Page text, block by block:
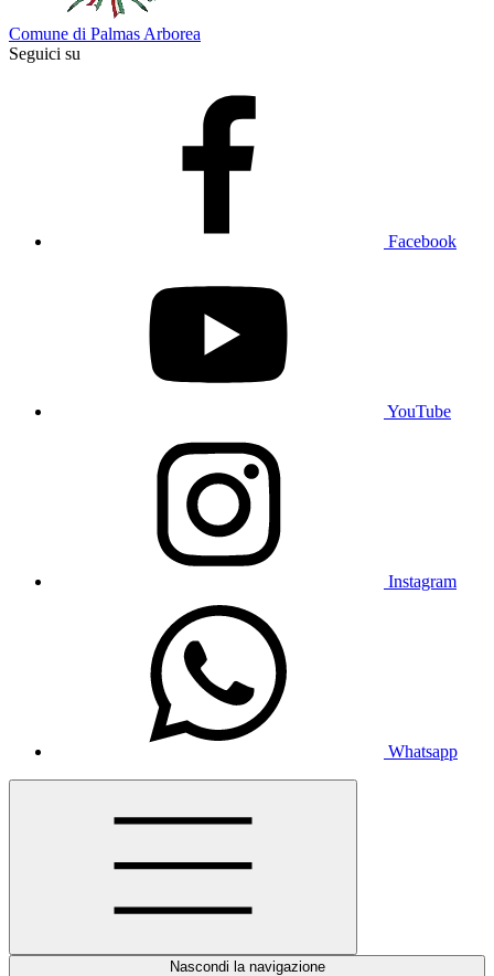
Comune di Palmas Arborea
Seguici su
Facebook
YouTube
Instagram
Whatsapp
Nascondi la navigazione